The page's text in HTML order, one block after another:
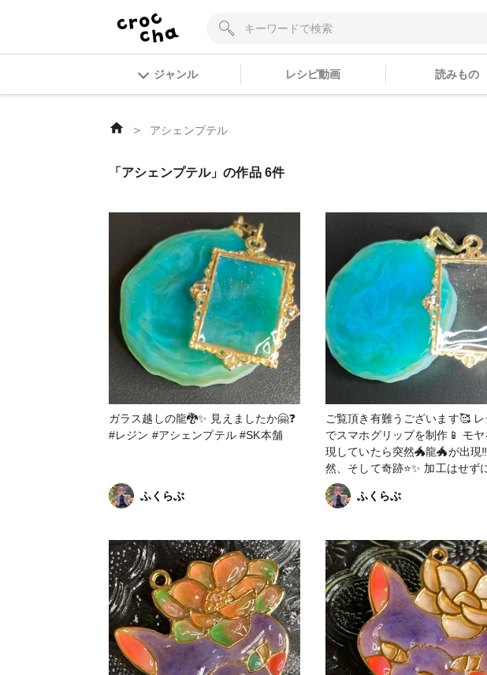
ジャンル レシピ動画 読みもの
＞ アシェンプテル
「アシェンプテル」の作品 6件
ガラス越しの龍🐉✨ 見えましたか🤗❓
#レジン #アシェンプテル #SK本舗
ふくらぶ
ご覧頂き有難うございます🥰 レジン
でスマホグリップを制作📱 モヤ
現していたら突然🐲龍🐲が出現‼️ 必
然、そして奇跡⭐️✨ 加工はせずにコー
ティングをして完成か？ 又はポイン
トに何か付けるか？？ 悩んで資材を
て🪞 振り子の要領で龍を鏡越
れたら面白いかも❣️ 上手くいくか自信
はありませんでしたが、実行し
成功😆👏👏👏✨✨✨ 鏡は透明レジン液
💡動きが欲しくて気泡ありに🫧
で湾曲にして目に留まりやすい
夫もしました🤗💡 資材もアイデア次
第で色んな使い方があるんだと
ふくらぶ